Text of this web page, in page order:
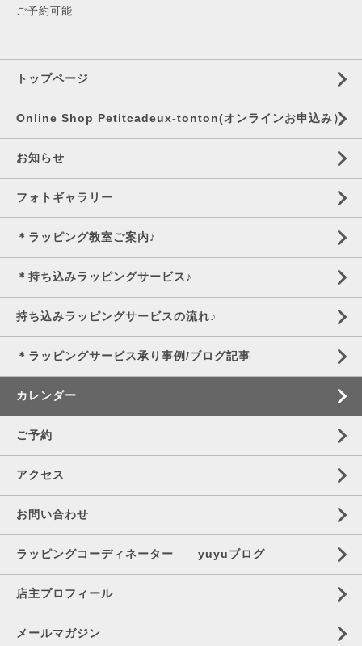
ご予約可能
トップページ
Online Shop Petitcadeux-tonton(オンラインお申込み）
お知らせ
フォトギャラリー
＊ラッピング教室ご案内♪
＊持ち込みラッピングサービス♪
持ち込みラッピングサービスの流れ♪
＊ラッピングサービス承り事例/ブログ記事
カレンダー
ご予約
アクセス
お問い合わせ
ラッピングコーディネーター yuyuブログ
店主プロフィール
メールマガジン